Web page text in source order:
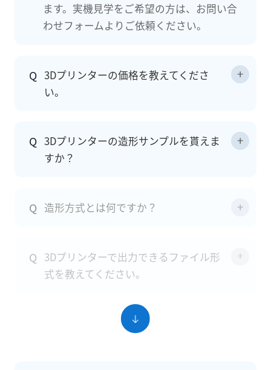
ます。実機見学をご希望の方は、お問い合
わせフォームよりご依頼ください。
Q 3Dプリンターの価格を教えてくださ
い。
Q 3Dプリンターの造形サンプルを貰えま
すか？
Q 造形方式とは何ですか？
Q 3Dプリンターで出力できるファイル形
式を教えてください。